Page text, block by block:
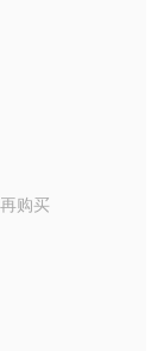
购买